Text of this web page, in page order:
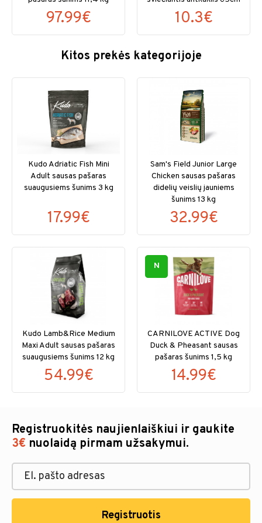
97.99€ 10.3€
Kitos prekės kategorijoje
Kudo Adriatic Fish Mini
Adult sausas pašaras
suaugusiems šunims 3 kg
17.99€
Sam's Field Junior Large
Chicken sausas pašaras
didelių veislių jauniems
šunims 13 kg
32.99€
Kudo Lamb&Rice Medium
Maxi Adult sausas pašaras
suaugusiems šunims 12 kg
54.99€
N
CARNILOVE ACTIVE Dog
Duck & Pheasant sausas
pašaras šunims 1,5 kg
14.99€
Registruokitės naujienlaiškiui ir gaukite
3€ nuolaidą pirmam užsakymui.
Registruotis